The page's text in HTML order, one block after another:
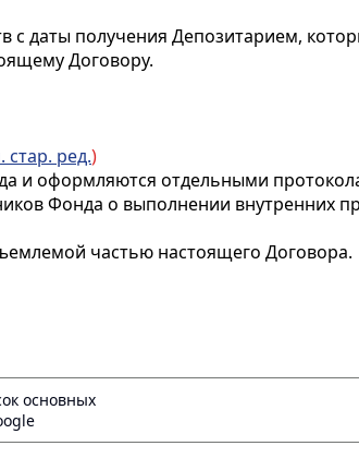
с даты получения Депозитарием,
Договору.
стар. ред.)
и оформляются отдельными
Фонда о выполнении внутренних
частью настоящего Договора.
основных